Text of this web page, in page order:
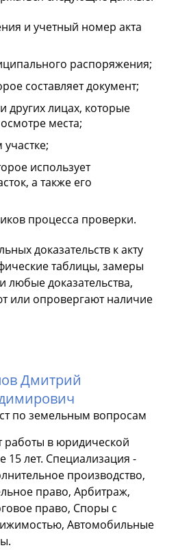
и учетный номер акта
распоряжения;
составляет документ;
других лицах, которые
места;
использует
а также его
процесса проверки.
доказательств к акту
таблицы, замеры
любые доказательства,
или опровергают наличие
Дмитрий
по земельным вопросам
работы в юридической
15 лет. Специализация -
производство,
право, Арбитраж,
право, Споры с
Автомобильные